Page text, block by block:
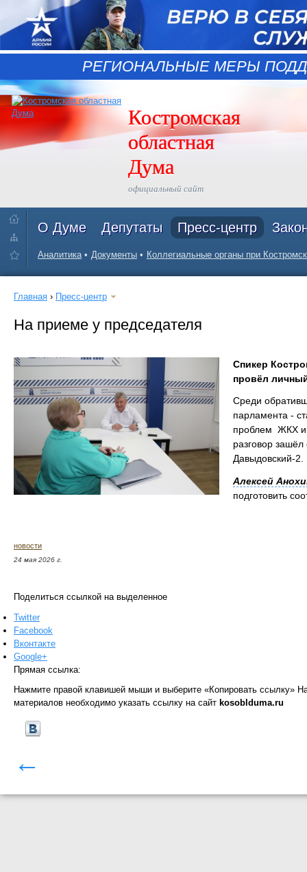
РЕГИОНАЛЬНЫЕ МЕРЫ
Костромская
областная
Дума
официальный сайт
О Думе Депутаты Пресс-центр
Аналитика Документы Коллегиальные органы при
Главная › Пресс-центр
На приеме у председателя
Спикер
провёл
Среди
парламента -
проблем ЖКХ и
разговор зашёл
Давыдовский-2.
Алексей
подготовить
новости
24 мая 2026 г.
Поделиться ссылкой на выделенное
Twitter
Facebook
Вконтакте
Google+
Прямая ссылка:
Нажмите правой клавишей мыши и выберите «Копировать ссылку»
материалов необходимо указать ссылку на сайт kosoblduma.ru
←